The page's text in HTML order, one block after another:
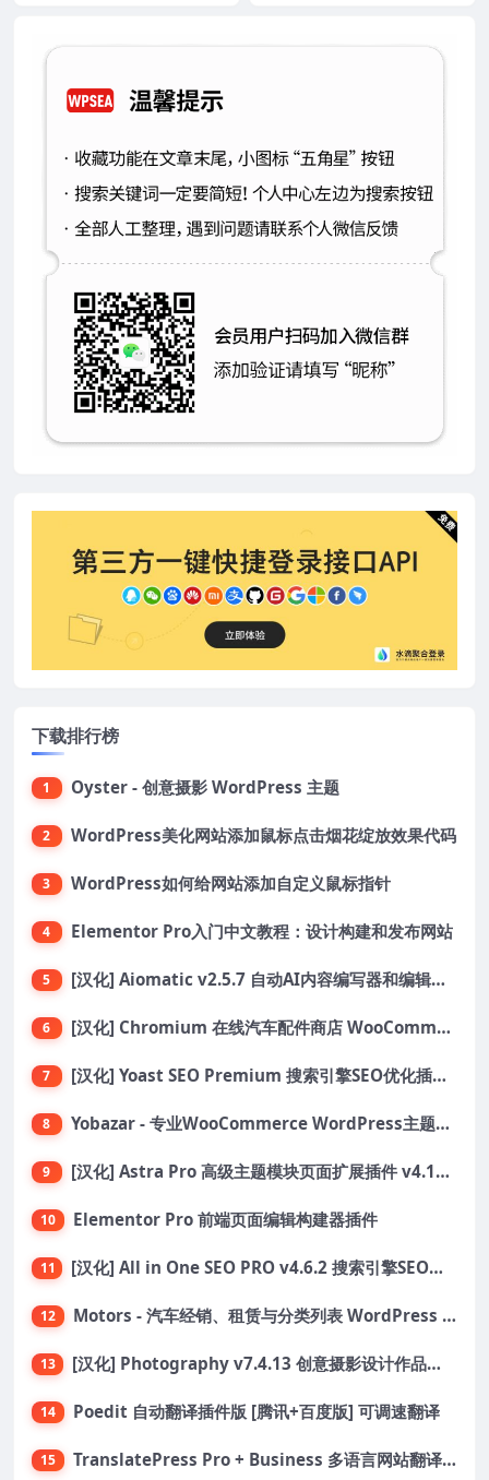
下载排行榜
1 Oyster - 创意摄影 WordPress 主题
2 WordPress美化网站添加鼠标点击烟花绽放效果代码
3 WordPress如何给网站添加自定义鼠标指针
4 Elementor Pro入门中文教程：设计构建和发布网站
5 [汉化] Aiomatic v2.5.7 自动AI内容编写器和编辑器GPT-3和GPT-4等AI工具包
6 [汉化] Chromium 在线汽车配件商店 WooCommerce 主题 v1.3.28
7 [汉化] Yoast SEO Premium 搜索引擎SEO优化插件+全套扩展附件
8 Yobazar - 专业WooCommerce WordPress主题，助力在线商店
9 [汉化] Astra Pro 高级主题模块页面扩展插件 v4.11.6
10 Elementor Pro 前端页面编辑构建器插件
11 [汉化] All in One SEO PRO v4.6.2 搜索引擎SEO优化WordPress插件
12 Motors - 汽车经销、租赁与分类列表 WordPress 主题
13 [汉化] Photography v7.4.13 创意摄影设计作品展示主题
14 Poedit 自动翻译插件版 [腾讯+百度版] 可调速翻译
15 TranslatePress Pro + Business 多语言网站翻译插件